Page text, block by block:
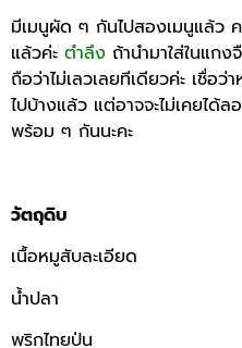
มีเมนูผัด ๆ กันไปสองเมนูแล้ว
แล้วค่ะ ตำลึง ถ้านำมาใส่ในแก
ถือว่าไม่เลวเลยทีเดียวค่ะ เชื่อ
ไปบ้างแล้ว แต่อาจจะไม่เคยได้
พร้อม ๆ กันนะคะ
วัตถุดิบ
เนื้อหมูสับละเอียด
น้ำปลา
พริกไทยป่น